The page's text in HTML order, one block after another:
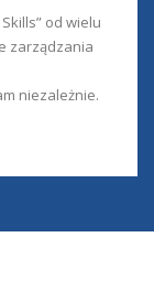
od wielu
zarządzania
niezależnie.